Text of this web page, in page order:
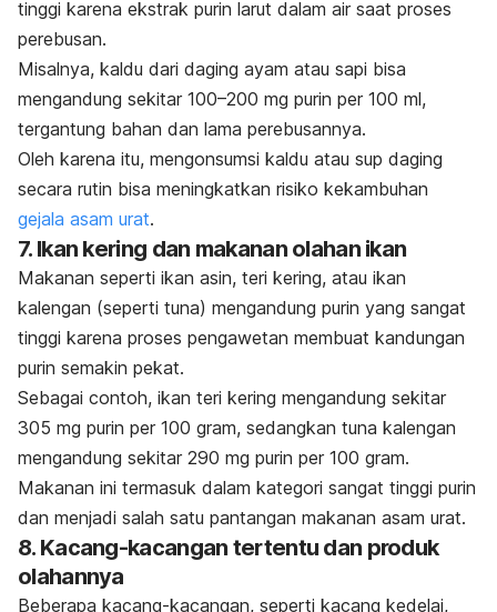
tinggi karena ekstrak purin larut dalam air saat proses
perebusan.
Misalnya, kaldu dari daging ayam atau sapi bisa
mengandung sekitar 100–200 mg purin per 100 ml,
tergantung bahan dan lama perebusannya.
Oleh karena itu, mengonsumsi kaldu atau sup daging
secara rutin bisa meningkatkan risiko kekambuhan
gejala asam urat.
7. Ikan kering dan makanan olahan ikan
Makanan seperti ikan asin, teri kering, atau ikan
kalengan (seperti tuna) mengandung purin yang sangat
tinggi karena proses pengawetan membuat kandungan
purin semakin pekat.
Sebagai contoh, ikan teri kering mengandung sekitar
305 mg purin per 100 gram, sedangkan tuna kalengan
mengandung sekitar 290 mg purin per 100 gram.
Makanan ini termasuk dalam kategori sangat tinggi purin
dan menjadi salah satu pantangan makanan asam urat.
8. Kacang-kacangan tertentu dan produk
olahannya
Beberapa kacang-kacangan, seperti kacang kedelai,